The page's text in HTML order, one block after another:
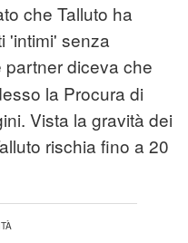
che Talluto ha
'intimi' senza
partner diceva che
la Procura di
Vista la gravità dei
rischia fino a 20